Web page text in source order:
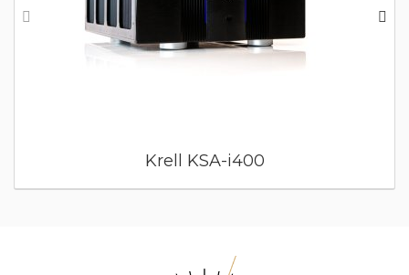
Krell KSA-i400